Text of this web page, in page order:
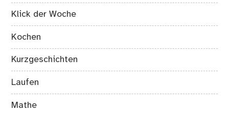
Klick der Woche
Kochen
Kurzgeschichten
Laufen
Mathe